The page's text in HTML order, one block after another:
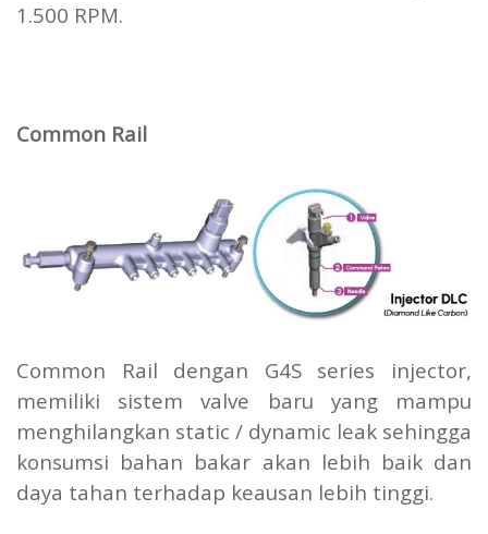
1.500 RPM.
Common Rail
Common Rail dengan G4S series injector,
memiliki sistem valve baru yang mampu
menghilangkan static / dynamic leak sehingga
konsumsi bahan bakar akan lebih baik dan
daya tahan terhadap keausan lebih tinggi.